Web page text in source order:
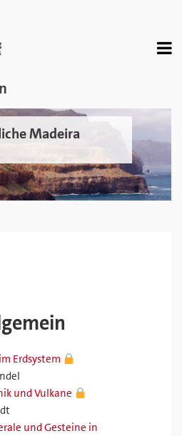
Madeira
Erdsystem
und Vulkane
und Gesteine in